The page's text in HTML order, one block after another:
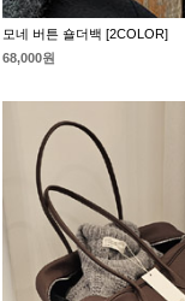
모네 버튼 숄더백 [2COLOR]
68,000원